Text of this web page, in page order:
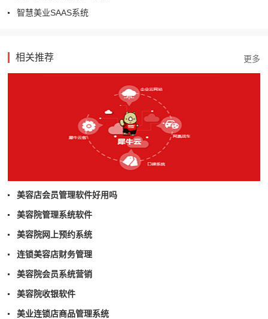
智慧美业SAAS系统
相关推荐
美容店会员管理软件好用吗
美容院管理系统软件
美容院网上预约系统
连锁美容店财务管理
美容院会员系统营销
美容院收银软件
美业连锁店商品管理系统